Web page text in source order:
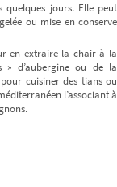
quelques jours. Elle peut
ou mise en conserve
en extraire la chair à la
d’aubergine ou de la
cuisiner des tians ou
l’associant à